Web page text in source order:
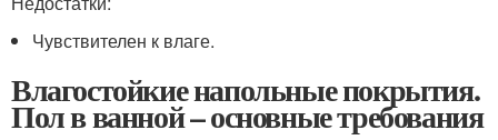
Чувствителен к влаге.
Влагостойкие напольные покрытия.
Пол в ванной – основные требования